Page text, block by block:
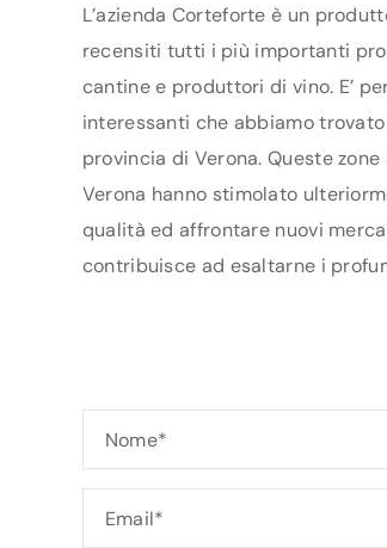
L’azienda Corteforte è un
recensiti tutti i più importanti
cantine e produttori di vino. E’
interessanti che abbiamo
provincia di Verona. Queste
Verona hanno stimolato
qualità ed affrontare nuovi
contribuisce ad esaltarne i